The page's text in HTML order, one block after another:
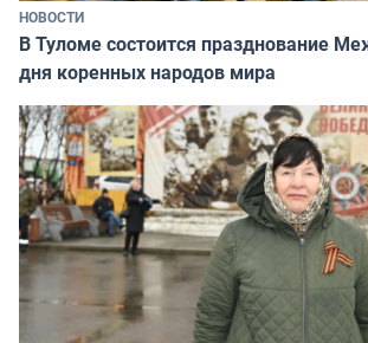
НОВОСТИ
В Туломе состоится празднование
дня коренных народов мира